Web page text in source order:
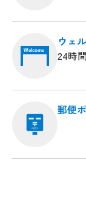
Welcome
ウェ
24時
郵便